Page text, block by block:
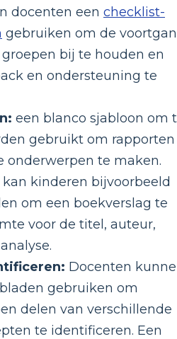
docenten een checklist-
gebruiken om de
bij te houden en
en ondersteuning te
een blanco sjabloon om
gebruikt om rapporten
onderwerpen te maken.
kan kinderen bijvoorbeeld
om een boekverslag te
voor de titel, auteur,
Docenten
gebruiken om
delen van verschillende
te identificeren. Een